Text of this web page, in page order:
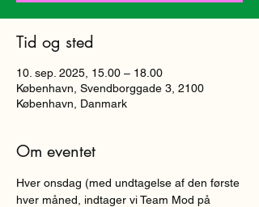
Tid og sted
10. sep. 2025, 15.00 – 18.00
København, Svendborggade 3, 2100
København, Danmark
Om eventet
Hver onsdag (med undtagelse af den første
hver måned, indtager vi Team Mod på